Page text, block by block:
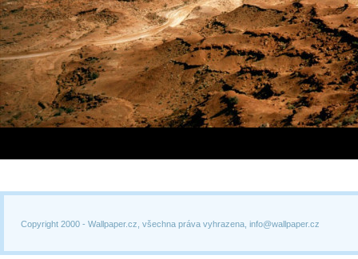
Copyright 2000 - Wallpaper.cz, všechna práva vyhrazena, info@wallpaper.cz